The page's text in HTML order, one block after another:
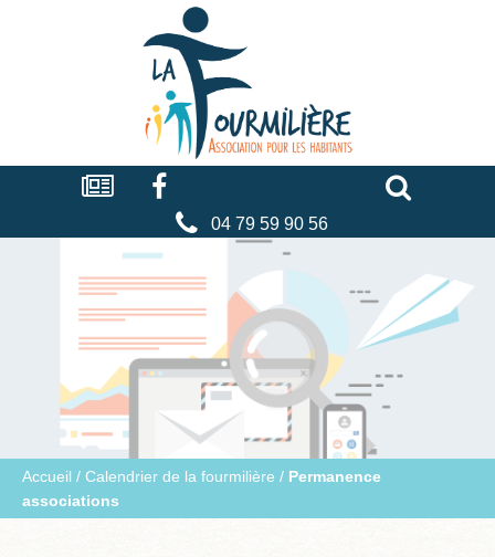
La
fourmilière
Actualités Facebook
04 79 59 90 56
Accueil / Calendrier de la fourmilière / Permanence
associations
Cookies management panel